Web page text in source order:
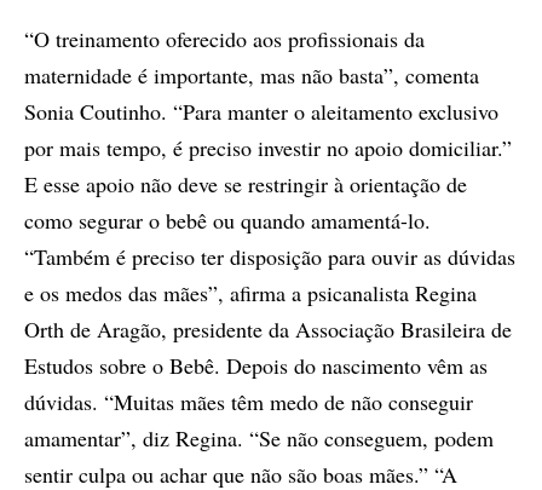
“O treinamento oferecido aos profissionais da
maternidade é importante, mas não basta”, comenta
Sonia Coutinho. “Para manter o aleitamento exclusivo
por mais tempo, é preciso investir no apoio domiciliar.”
E esse apoio não deve se restringir à orientação de
como segurar o bebê ou quando amamentá-lo.
“Também é preciso ter disposição para ouvir as dúvidas
e os medos das mães”, afirma a psicanalista Regina
Orth de Aragão, presidente da Associação Brasileira de
Estudos sobre o Bebê. Depois do nascimento vêm as
dúvidas. “Muitas mães têm medo de não conseguir
amamentar”, diz Regina. “Se não conseguem, podem
sentir culpa ou achar que não são boas mães.” “A